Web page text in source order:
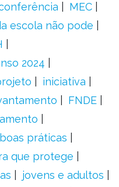
MEC
escola não pode
2024
iniciativa
FNDE
boas práticas
que protege
jovens e adultos